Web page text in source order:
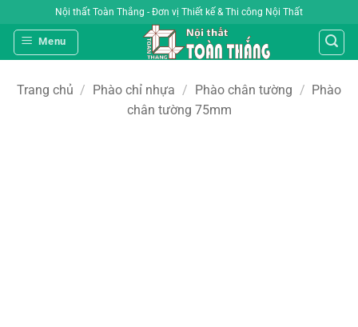
qua
nội
Nội thất Toàn Thắng - Đơn vị Thiết kế & Thi công Nội Thất
Menu
Trang chủ / Phào chỉ nhựa / Phào chân tường / Phào
chân tường 75mm